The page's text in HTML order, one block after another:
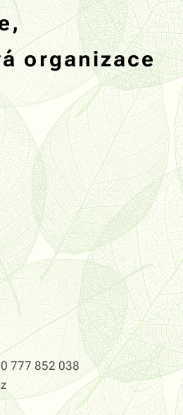
organizace
777 852 038